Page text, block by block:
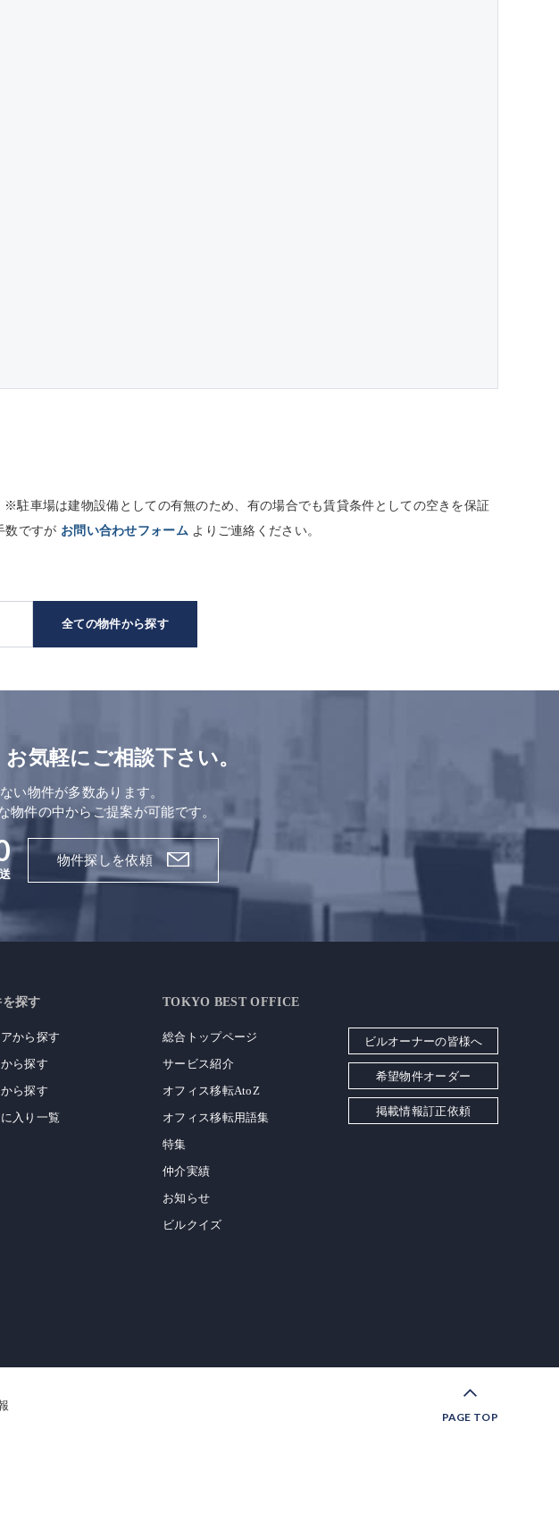
車場は建物設備としての有無のため、有の場合でも賃貸条件としての空きを保証
数ですが お問い合わせフォーム よりご連絡ください。
全ての物件から探す
気軽にご相談下さい。
い物件が多数あります。
物件の中からご提案が可能です。
物件探しを依頼
探す
から探す
ら探す
ら探す
入り一覧
TOKYO BEST OFFICE
総合トップページ
サービス紹介
オフィス移転AtoZ
オフィス移転用語集
特集
仲介実績
お知らせ
ビルクイズ
ビルオーナーの皆様へ
希望物件オーダー
掲載情報訂正依頼
PAGE TOP